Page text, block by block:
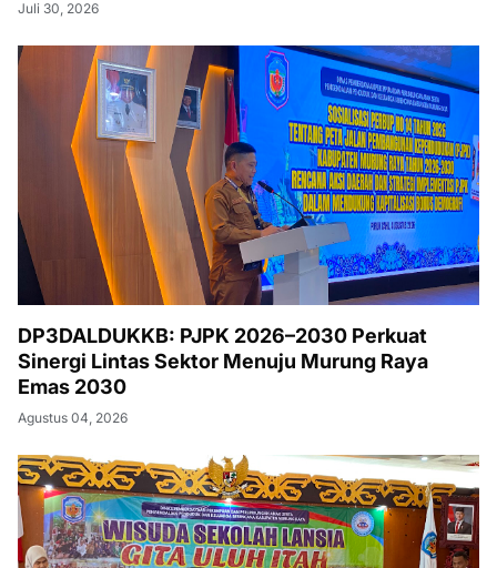
Juli 30, 2026
DP3DALDUKKB: PJPK 2026–2030 Perkuat
Sinergi Lintas Sektor Menuju Murung Raya
Emas 2030
Agustus 04, 2026